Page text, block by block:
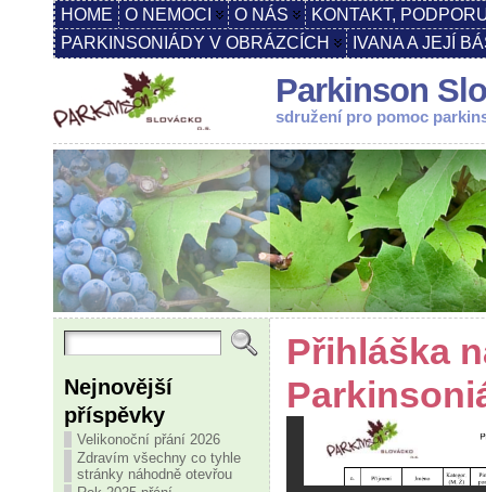
HOME O NEMOCI O NÁS
KONTAKT,
PARKINSONIÁDY V OBRÁZCÍCH
IVANA A JEJÍ
Parkinson
sdružení pro pomoc
Nejnovější
příspěvky
Velikonoční přání 2026
Zdravím všechny co tyhle
stránky náhodně otevřou
Přihláška